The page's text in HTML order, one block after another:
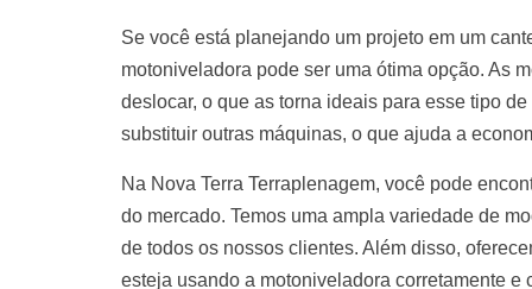
Se você está planejando um projeto em um
motoniveladora pode ser uma ótima opção. As
deslocar, o que as torna ideais para esse tipo
substituir outras máquinas, o que ajuda a
Na Nova Terra Terraplenagem, você pode
do mercado. Temos uma ampla variedade de
de todos os nossos clientes. Além disso,
esteja usando a motoniveladora corretamente e